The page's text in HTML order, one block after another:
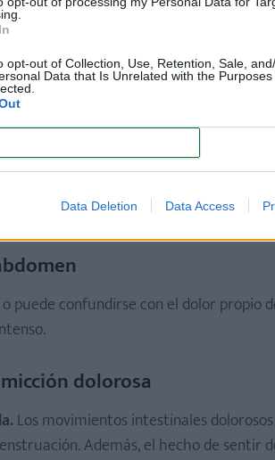
opt-out of Collection, Use, Retention, Sale,
Data that Is Unrelated with the
Data Deletion Data Access
menstrual (
es el dolor durante o después
deseo sexual
o puede confundirse con el dolor propio
dolorosa
Los movimientos intestinales
Además, el hecho de sentir